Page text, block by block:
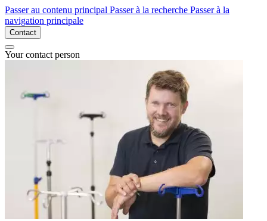
Passer au contenu principal Passer à la recherche Passer à la
navigation principale
Contact
Your contact person